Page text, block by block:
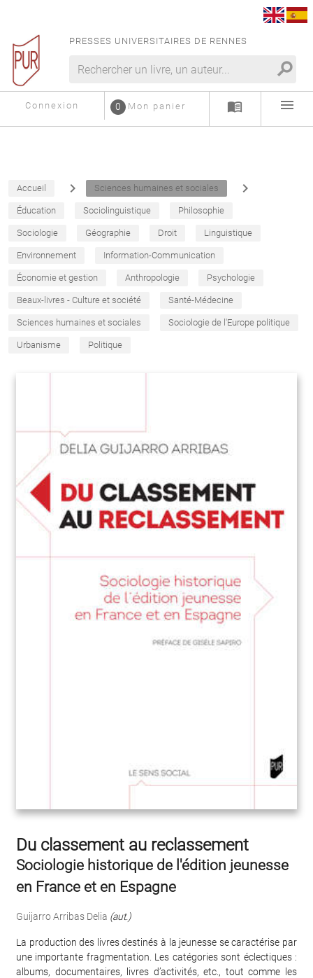
PRESSES UNIVERSITAIRES DE RENNES
search
Connexion Mon panier
0 menu_book menu
Accueil navigate_next Sciences humaines et sociales navigate_next
Éducation Sociolinguistique Philosophie
Sociologie Géographie Droit Linguistique
Environnement Information-Communication
Économie et gestion Anthropologie Psychologie
Beaux-livres - Culture et société Santé-Médecine
Sciences humaines et sociales Sociologie de l'Europe politique
Urbanisme Politique
Du classement au reclassement
Sociologie historique de l'édition jeunesse
en France et en Espagne
Guijarro Arribas Delia (aut.)
La production des livres destinés à la jeunesse se caractérise par
une importante fragmentation. Les catégories sont éclectiques :
albums, documentaires, livres d’activités, etc., tout comme les